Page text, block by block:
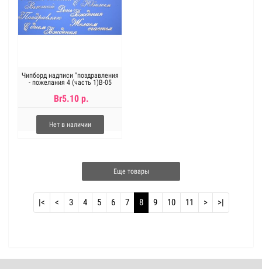
Чипборд надписи "поздравления
- пожелания 4 (часть 1)В-05
Br5.10 р.
Нет в наличии
Еще товары
|< < 3 4 5 6 7 8 9 10 11 > >|